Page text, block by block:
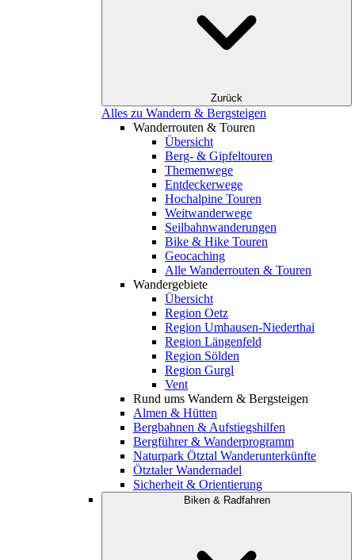
Zurück
Alles zu Wandern & Bergsteigen
Wanderrouten & Touren
Übersicht
Berg- & Gipfeltouren
Themenwege
Entdeckerwege
Hochalpine Touren
Weitwanderwege
Seilbahnwanderungen
Bike & Hike Touren
Geocaching
Alle Wanderrouten & Touren
Wandergebiete
Übersicht
Region Oetz
Region Umhausen-Niederthai
Region Längenfeld
Region Sölden
Region Gurgl
Vent
Rund ums Wandern & Bergsteigen
Almen & Hütten
Bergbahnen & Aufstiegshilfen
Bergführer & Wanderprogramm
Naturpark Ötztal Wanderunterkünfte
Ötztaler Wandernadel
Sicherheit & Orientierung
Biken & Radfahren